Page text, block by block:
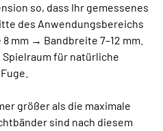
so, dass Ihr gemessenes
des Anwendungsbereichs
mm → Bandbreite 7–12 mm.
für natürliche
größer als die maximale
sind nach diesem